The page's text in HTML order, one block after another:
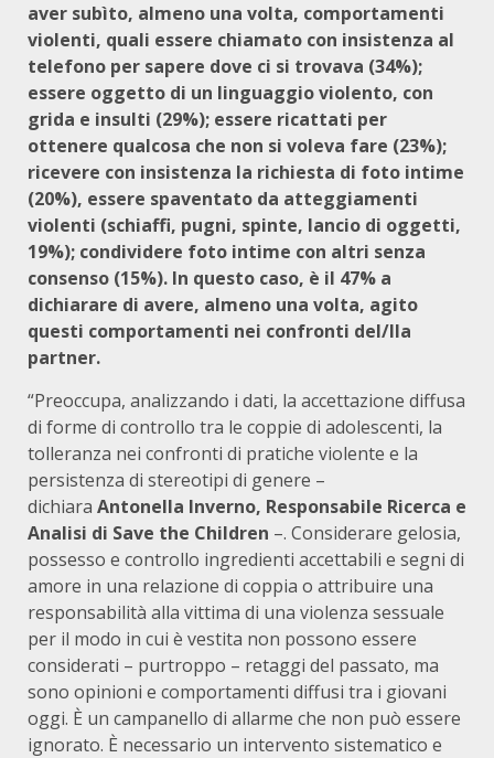
aver subìto, almeno una volta, comportamenti
violenti, quali essere chiamato con insistenza al
telefono per sapere dove ci si trovava (34%);
essere oggetto di un linguaggio violento, con
grida e insulti (29%); essere ricattati per
ottenere qualcosa che non si voleva fare (23%);
ricevere con insistenza la richiesta di foto intime
(20%), essere spaventato da atteggiamenti
violenti (schiaffi, pugni, spinte, lancio di oggetti,
19%); condividere foto intime con altri senza
consenso (15%). In questo caso, è il 47% a
dichiarare di avere, almeno una volta, agito
questi comportamenti nei confronti del/lla
partner.
“Preoccupa, analizzando i dati, la accettazione diffusa
di forme di controllo tra le coppie di adolescenti, la
tolleranza nei confronti di pratiche violente e la
persistenza di stereotipi di genere –
dichiara Antonella Inverno, Responsabile Ricerca e
Analisi di Save the Children –. Considerare gelosia,
possesso e controllo ingredienti accettabili e segni di
amore in una relazione di coppia o attribuire una
responsabilità alla vittima di una violenza sessuale
per il modo in cui è vestita non possono essere
considerati – purtroppo – retaggi del passato, ma
sono opinioni e comportamenti diffusi tra i giovani
oggi. È un campanello di allarme che non può essere
ignorato. È necessario un intervento sistematico e